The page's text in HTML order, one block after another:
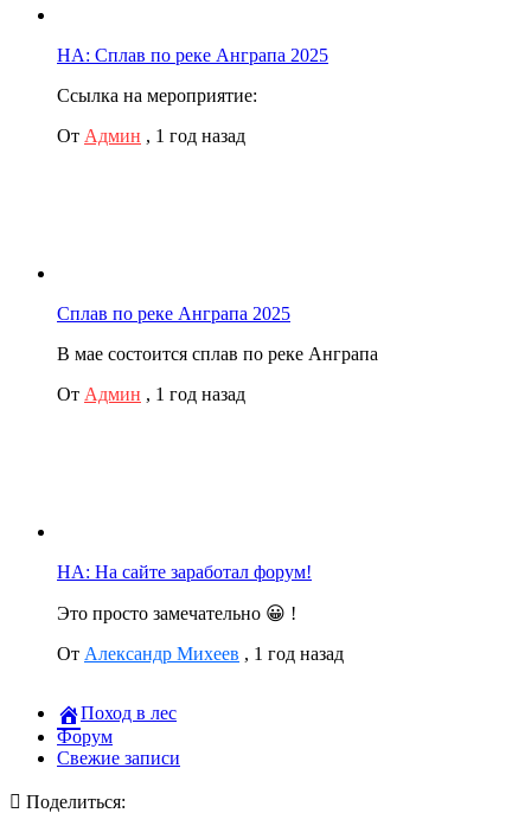
НА: Сплав по реке Анграпа 2025
Ссылка на мероприятие:
От Админ , 1 год назад
Сплав по реке Анграпа 2025
В мае состоится сплав по реке Анграпа
От Админ , 1 год назад
НА: На сайте заработал форум!
Это просто замечательно 😀 !
От Александр Михеев , 1 год назад
Поход в лес
Форум
Свежие записи
Поделиться: